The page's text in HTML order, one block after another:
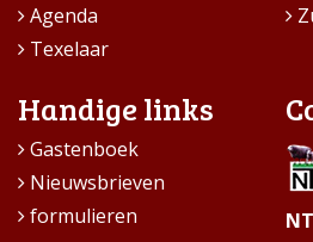
Agenda
Texelaar
Handige links
Gastenboek
Nieuwsbrieven
formulieren